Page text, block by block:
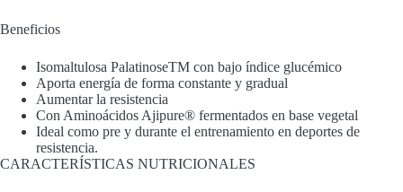
Beneficios
Isomaltulosa PalatinoseTM con bajo índice glucémico
Aporta energía de forma constante y gradual
Aumentar la resistencia
Con Aminoácidos Ajipure® fermentados en base vegetal
Ideal como pre y durante el entrenamiento en deportes de
resistencia.
CARACTERÍSTICAS NUTRICIONALES